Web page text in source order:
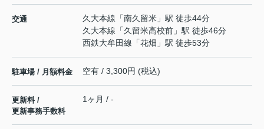
交通 久大本線 「南久留米 」駅 徒歩44分
久大本線 「久留米高校前 」駅 徒歩46分
西鉄大牟田線 「花畑 」駅 徒歩53分
駐車場 / 月額料金 空有 / 3,300円 (税込)
更新料 /
更新事務手数料
1ヶ月 / -